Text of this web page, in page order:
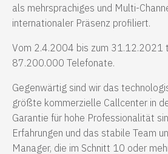
als mehrsprachiges und Multi-
internationaler Präsenz profiliert.
Vom 2.4.2004 bis zum 31.12.2021
87.200.000 Telefonate.
Gegenwärtig sind wir das
größte kommerzielle Callcenter in
Garantie für hohe Professionalität
Erfahrungen und das stabile Team
Manager, die im Schnitt 10 oder